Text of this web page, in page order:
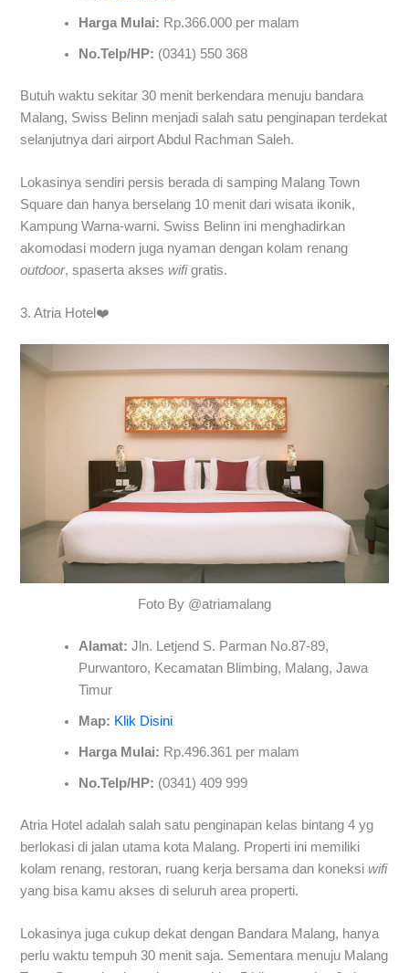
Harga Mulai: Rp.366.000 per malam
No.Telp/HP: (0341) 550 368
Butuh waktu sekitar 30 menit berkendara menuju bandara
Malang, Swiss Belinn menjadi salah satu penginapan terdekat
selanjutnya dari airport Abdul Rachman Saleh.
Lokasinya sendiri persis berada di samping Malang Town
Square dan hanya berselang 10 menit dari wisata ikonik,
Kampung Warna-warni. Swiss Belinn ini menghadirkan
akomodasi modern juga nyaman dengan kolam renang
outdoor, spaserta akseswifigratis.
3. Atria Hotel❤️
Foto By @atriamalang
Alamat: Jln. Letjend S. Parman No.87-89,
Purwantoro, Kecamatan Blimbing, Malang, Jawa
Timur
Map: Klik Disini
Harga Mulai: Rp.496.361 per malam
No.Telp/HP: (0341) 409 999
Atria Hotel adalah salah satu penginapan kelas bintang 4 yg
berlokasi di jalan utama kota Malang. Properti ini memiliki
kolam renang, restoran, ruang kerja bersama dan koneksiwifi
yang bisa kamu akses di seluruh area properti.
Lokasinya juga cukup dekat dengan Bandara Malang, hanya
perlu waktu tempuh 30 menit saja. Sementara menuju Malang